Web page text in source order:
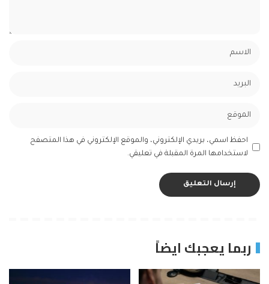
احفظ اسمي، بريدي الإلكتروني، والموقع الإلكتروني في هذا المتصفح
لاستخدامها المرة المقبلة في تعليقي.
ربما يعجبك ايضاً